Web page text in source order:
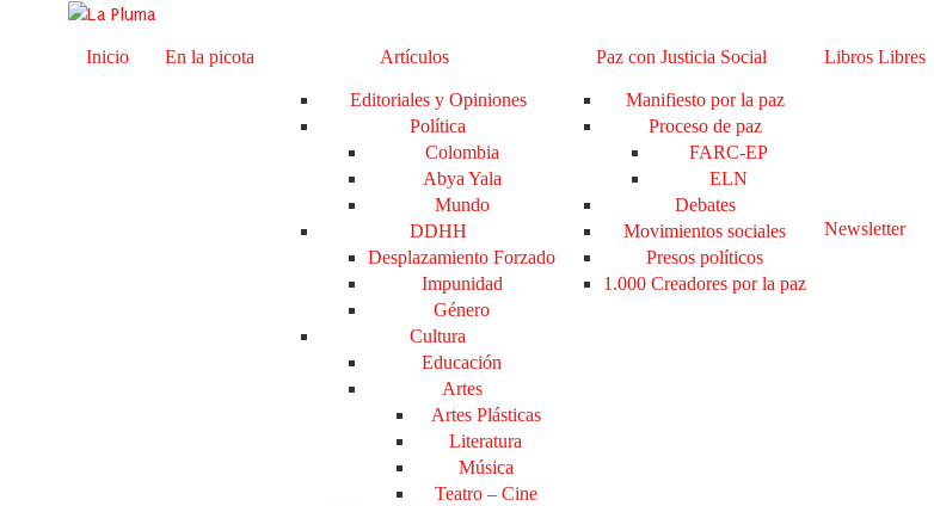
Inicio En la picota Artículos
Editoriales y Opiniones
Política
Colombia
Abya Yala
Mundo
DDHH
Desplazamiento Forzado
Impunidad
Género
Cultura
Educación
Artes
Artes Plásticas
Literatura
Música
Teatro – Cine
Paz con Justicia Social
Manifiesto por la paz
Proceso de paz
FARC-EP
ELN
Debates
Movimientos sociales
Presos políticos
1.000 Creadores por la paz
Libros Libres
Newsletter